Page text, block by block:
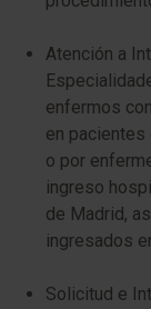
Atención a
enfermos
en
o por
ingreso
de Madrid,
ingresados
Solicitud e